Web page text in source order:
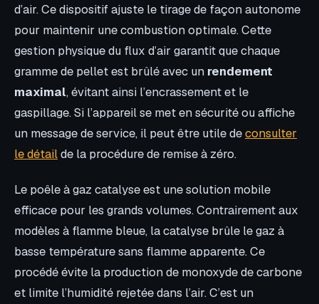
d’air. Ce dispositif ajuste le tirage de façon autonome
pour maintenir une combustion optimale. Cette
gestion physique du flux d’air garantit que chaque
gramme de pellet est brûlé avec un rendement
maximal, évitant ainsi l’encrassement et le
gaspillage. Si l’appareil se met en sécurité ou affiche
un message de service, il peut être utile deconsulter
le détailde la procédure de remise à zéro.
Le poêle à gaz catalyse est une solution mobile
efficace pour les grands volumes. Contrairement aux
modèles à flamme bleue, la catalyse brûle le gaz à
basse température sans flamme apparente. Ce
procédé évite la production de monoxyde de carbone
et limite l’humidité rejetée dans l’air. C’est un